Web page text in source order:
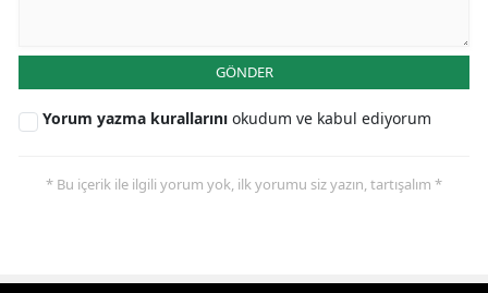
GÖNDER
Yorum yazma kurallarını okudum ve kabul ediyorum
* Bu içerik ile ilgili yorum yok, ilk yorumu siz yazın, tartışalım *